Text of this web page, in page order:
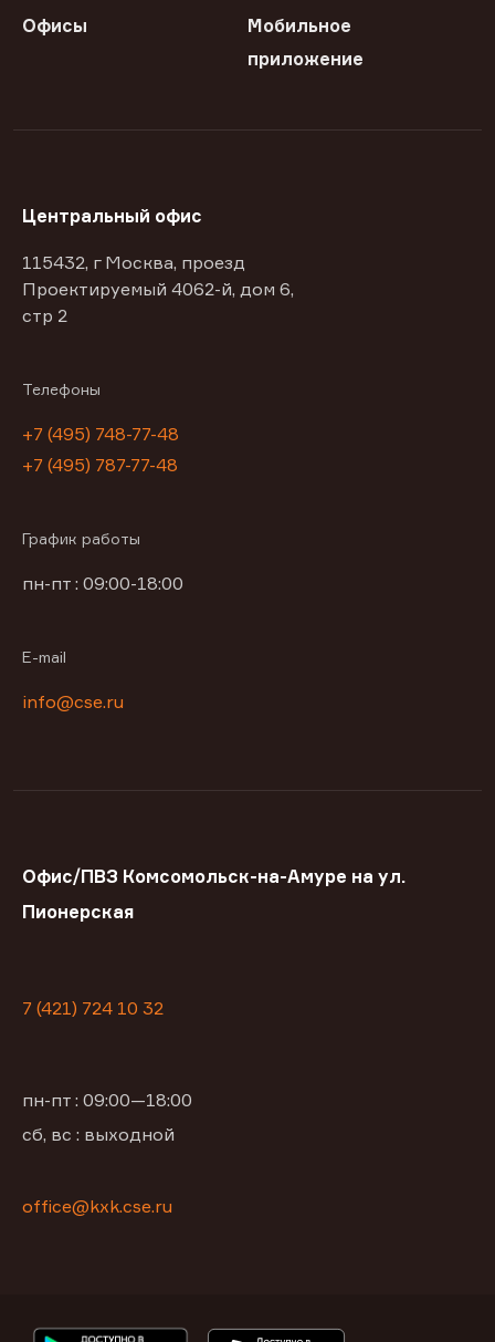
Офисы
Мобильное
приложение
Центральный офис
115432, г Москва, проезд
Проектируемый 4062-й, дом 6,
стр 2
Телефоны
+7 (495) 748-77-48
+7 (495) 787-77-48
График работы
пн-пт : 09:00-18:00
E-mail
info@cse.ru
Офис/ПВЗ Комсомольск-на-Амуре на ул.
Пионерская
7 (421) 724 10 32
пн-пт : 09:00—18:00
сб, вс : выходной
office@kxk.cse.ru